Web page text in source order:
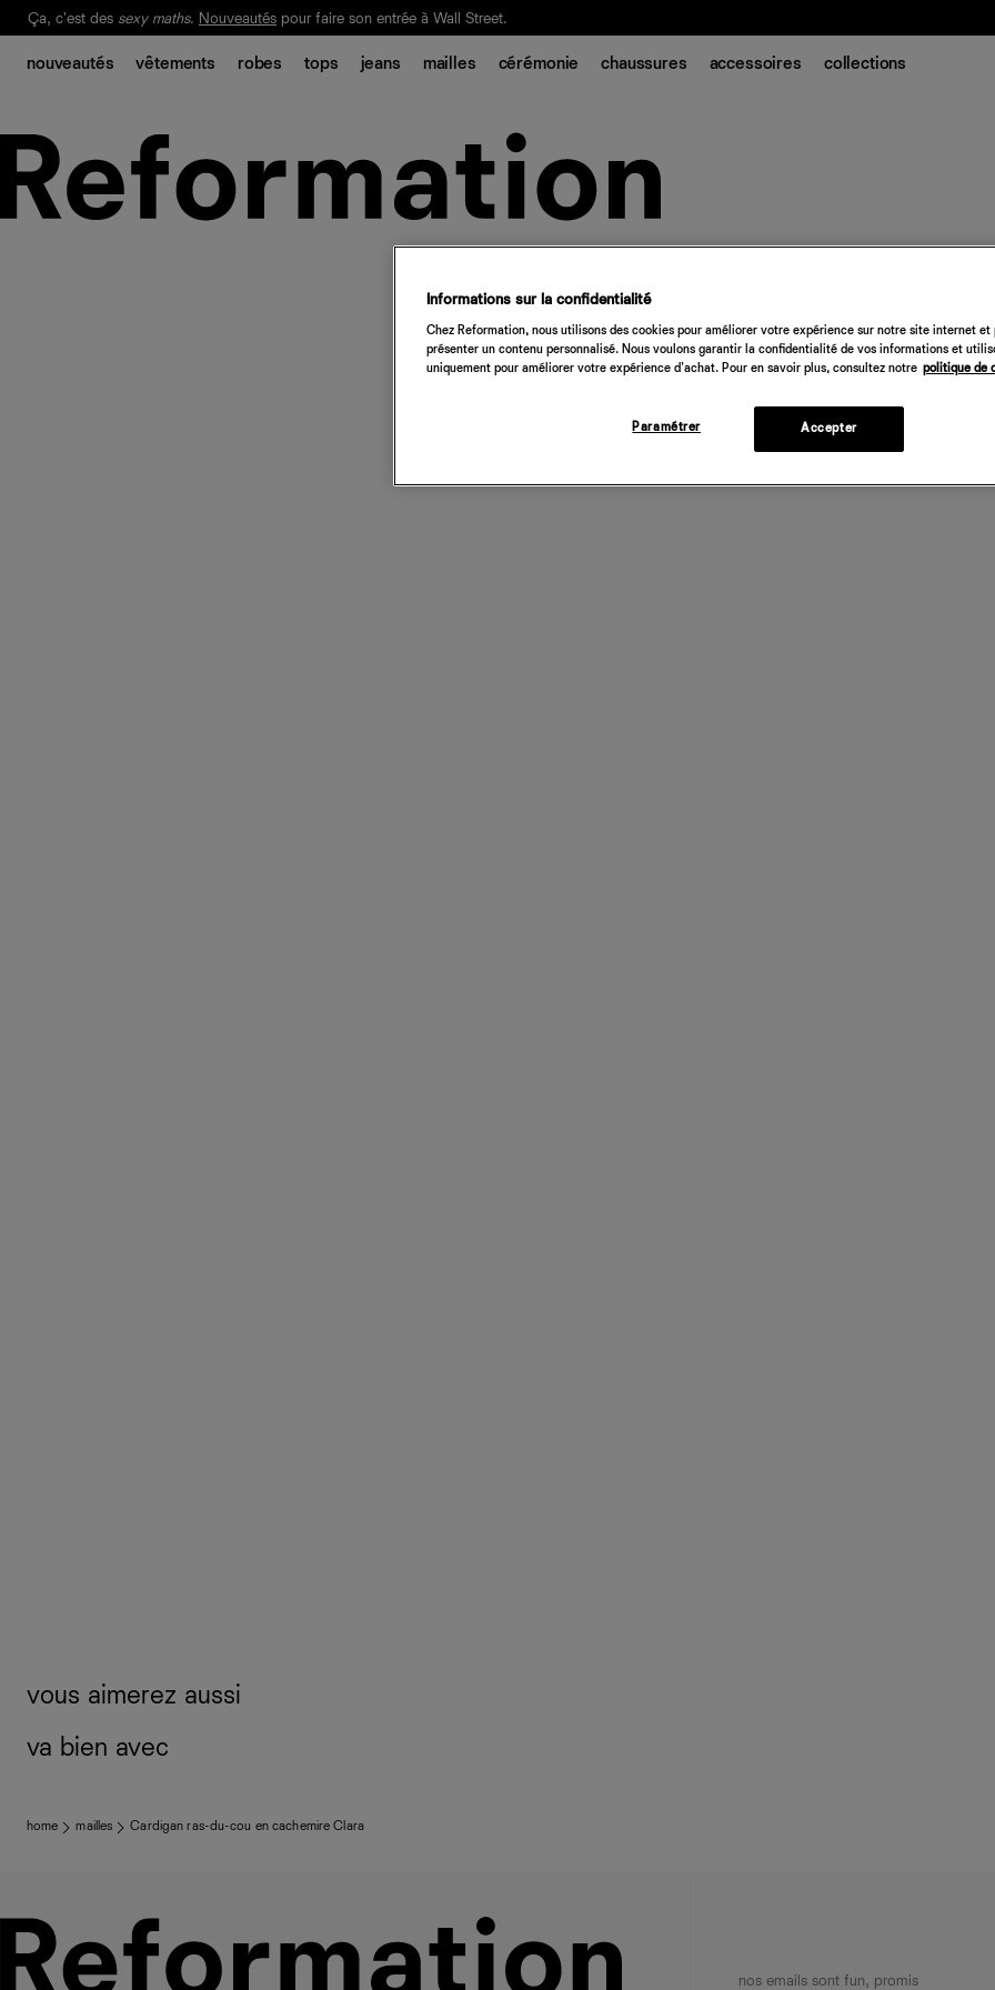
Notre Bilan Responsable 2025 est ici. Lisez-le
Ça, c'est des sexy maths. Nouveautés pour faire son entrée à Wall Street.
nouveautés vêtements robes tops jeans mailles cérémonie chaussures accessoires collections
vous aimerez aussi
va bien avec
home mailles Cardigan ras-du-cou en cachemire Clara
Informations sur la confidentialité
Chez Reformation, nous utilisons des cookies pour améliorer votre expérience sur notre site internet et
présenter un contenu personnalisé. Nous voulons garantir la confidentialité de vos informations et
uniquement pour améliorer votre expérience d'achat. Pour en savoir plus, consultez notre politique de
Paramétrer Accepter